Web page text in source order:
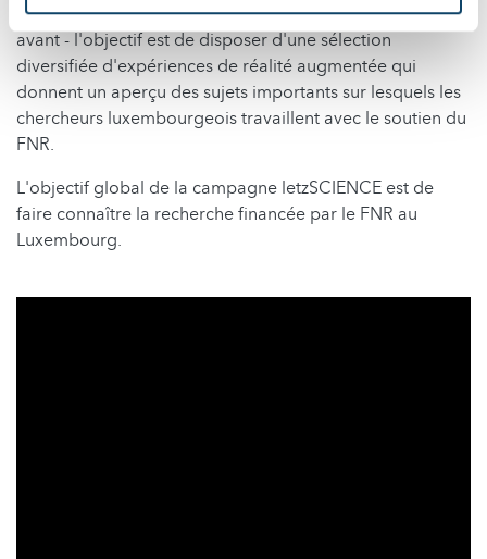
L'application « letzSCIENCE AR » sera élaborée plus
avant - l'objectif est de disposer d'une sélection
diversifiée d'expériences de réalité augmentée qui
donnent un aperçu des sujets importants sur lesquels les
chercheurs luxembourgeois travaillent avec le soutien du
FNR.
L'objectif global de la campagne letzSCIENCE est de
faire connaître la recherche financée par le FNR au
Luxembourg.